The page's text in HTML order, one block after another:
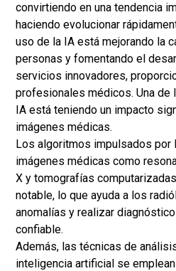
convirtiendo en una tendencia
haciendo evolucionar
uso de la IA está mejorando la
personas y fomentando el
servicios innovadores,
profesionales médicos. Una de
IA está teniendo un impacto
imágenes médicas.
Los algoritmos impulsados ​​por
imágenes médicas como
X y tomografías
notable, lo que ayuda a los
anomalías y realizar
confiable.
Además, las técnicas de
inteligencia artificial se